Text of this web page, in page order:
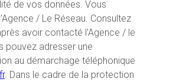
de vos données. Vous
/ Le Réseau. Consultez
avoir contacté l'Agence / le
pouvez adresser une
au démarchage téléphonique
. Dans le cadre de la protection